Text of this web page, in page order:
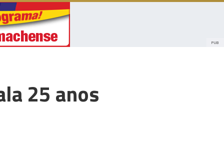
PUB
25 anos